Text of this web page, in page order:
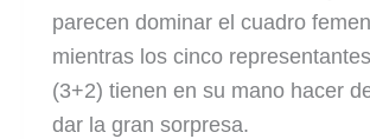
parecen dominar el cuadro
mientras los cinco
(3+2) tienen en su mano hacer
dar la gran sorpresa.